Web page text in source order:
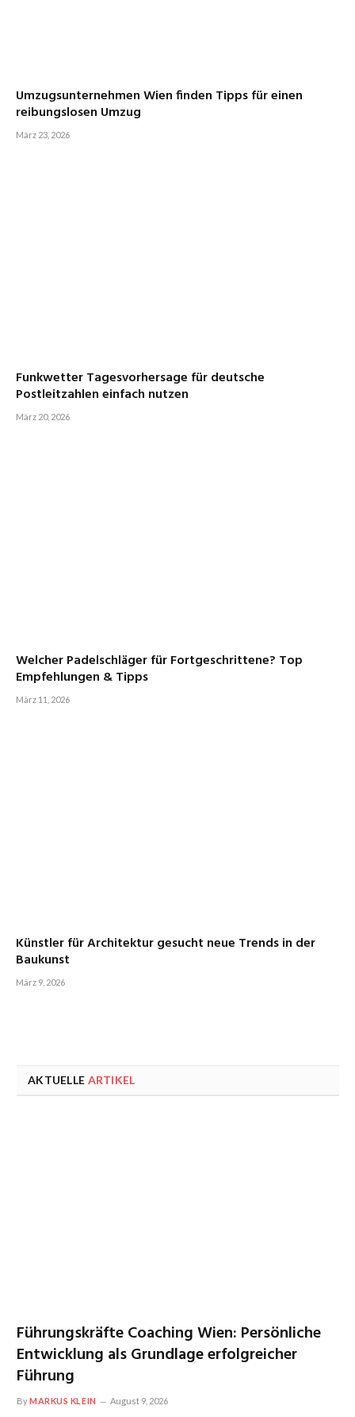
Umzugsunternehmen Wien finden Tipps für einen
reibungslosen Umzug
März 23, 2026
Funkwetter Tagesvorhersage für deutsche
Postleitzahlen einfach nutzen
März 20, 2026
Welcher Padelschläger für Fortgeschrittene? Top
Empfehlungen & Tipps
März 11, 2026
Künstler für Architektur gesucht neue Trends in der
Baukunst
März 9, 2026
AKTUELLE ARTIKEL
Führungskräfte Coaching Wien: Persönliche
Entwicklung als Grundlage erfolgreicher
Führung
ByMARKUS KLEIN August 9, 2026